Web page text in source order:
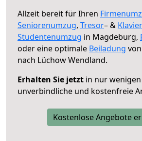
Allzeit bereit für Ihren
Seniorenumzug, Tresor– &
Studentenumzug in Magdeburg,
oder eine optimale Beiladung
nach Lüchow Wendland.
Erhalten Sie jetzt in nur
unverbindliche und kostenfreie
Kostenlose Angebote